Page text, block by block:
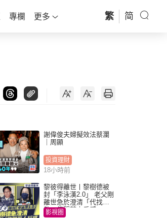
專欄 更多 繁 简
謝偉俊夫婦擬效法蔡瀾
｜周顯
投資理財
18小時前
黎彼得離世丨黎樹德被
封「李泳漢2.0」 老父剛
離世急於澄清「代找卡
數」傳聞惹人反感
影視圈